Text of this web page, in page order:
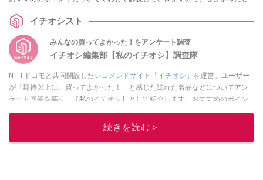
イチオシスト
みんなの買ってよかった！をアンケート調査
イチオシ編集部【私のイチオシ】調査隊
NTTドコモと共同開設した レコメンドサイト「イチオシ」 を運営。ユーザー
が「期待以上に、買ってよかった！」と感じた隠れた名品などについてアン
ケート回答を募り、【私のイチオシ】として紹介します。おすすめのポイン
トや、どんな人に最適か？などについて、体験談や投稿写真とともに紹介し
このイチオシストの他の記事を読む
続きを読む＞